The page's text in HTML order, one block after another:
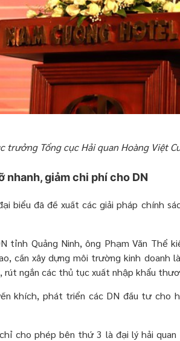
trưởng Tổng cục Hải quan Hoàng Việt
nhanh, giảm chi phí cho DN
biểu đã đề xuất các giải pháp chính
tỉnh Quảng Ninh, ông Phạm Văn Thể
cần xây dựng môi trường kinh
rút ngắn các thủ tục xuất nhập khẩu
khích, phát triển các DN đầu tư cho
cho phép bên thứ 3 là đại lý hải